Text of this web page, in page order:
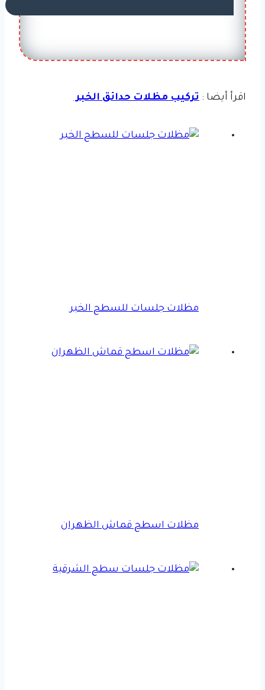
اقرأ أيضا : تركيب مظلات حدائق الخبر
مظلات جلسات للسطح الخبر
مظلات اسطح قماش الظهران